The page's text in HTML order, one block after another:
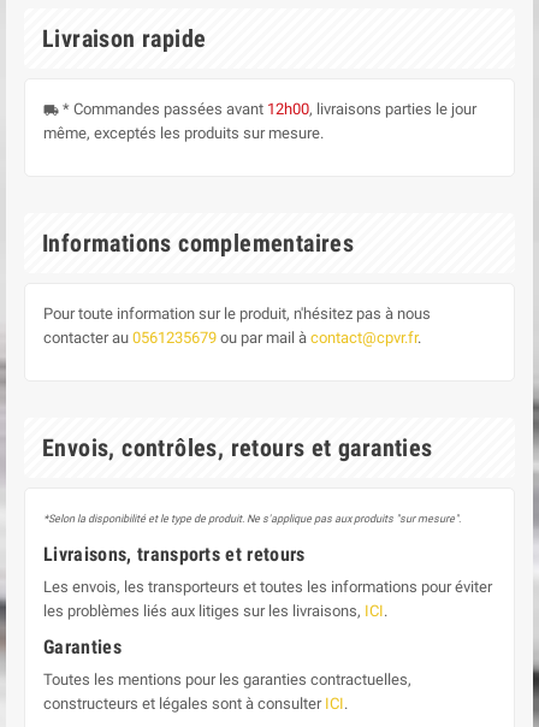
Livraison rapide
local_shipping * Commandes passées avant 12h00, livraisons parties le jour
même, exceptés les produits sur mesure.
Informations complementaires
Pour toute information sur le produit, n'hésitez pas à nous
contacter au 0561235679 ou par mail à contact@cpvr.fr.
Envois, contrôles, retours et garanties
*Selon la disponibilité et le type de produit. Ne s'applique pas aux produits "sur mesure".
Livraisons, transports et retours
Les envois, les transporteurs et toutes les informations pour éviter
les problèmes liés aux litiges sur les livraisons, ICI.
Garanties
Toutes les mentions pour les garanties contractuelles,
constructeurs et légales sont à consulter ICI.